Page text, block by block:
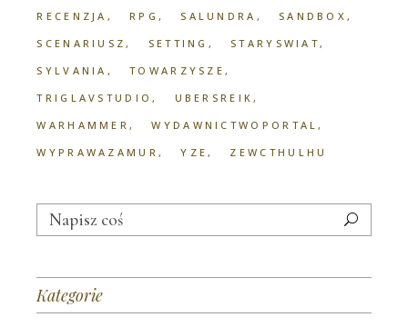
RECENZJA RPG SALUNDRA
SANDBOX
SCENARIUSZ
SETTING
STARYSWIAT
SYLVANIA
TOWARZYSZE
TRIGLAVSTUDIO
UBERSREIK
WARHAMMER
WYDAWNICTWOPORTAL
WYPRAWAZAMUR
YZE ZEWCTHULHU
Search
for:
Kategorie